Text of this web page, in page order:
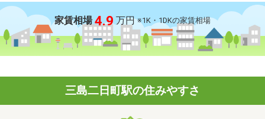
家賃相場 4.9 万円 ※1K・1DKの家賃相場
三島二日町駅の住みやすさ